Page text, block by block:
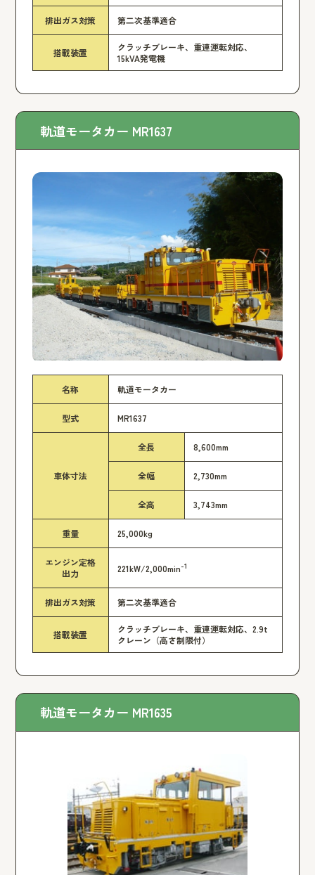
排出ガス対策 第二次基準適合
搭載装置
クラッチブレーキ、重連運転対応、
15kVA発電機
軌道モータカー MR1637
名称 軌道モータカー
型式 MR1637
車体寸法
全長 8,600mm
全幅 2,730mm
全高 3,743mm
重量 25,000kg
エンジン定格
出力
221kW/2,000min-1
排出ガス対策 第二次基準適合
搭載装置
クラッチブレーキ、重連運転対応、2.9t
クレーン（高さ制限付）
軌道モータカー MR1635